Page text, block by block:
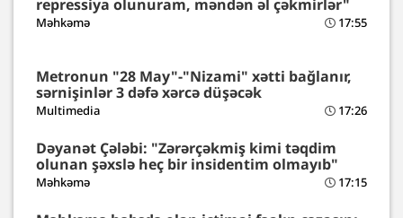
repressiya olunuram, məndən əl çəkmirlər"
Məhkəmə 17:55
Metronun "28 May"-"Nizami" xətti bağlanır,
sərnişinlər 3 dəfə xərcə düşəcək
Multimedia 17:26
Dəyanət Çələbi: "Zərərçəkmiş kimi təqdim
olunan şəxslə heç bir insidentim olmayıb"
Məhkəmə 17:15